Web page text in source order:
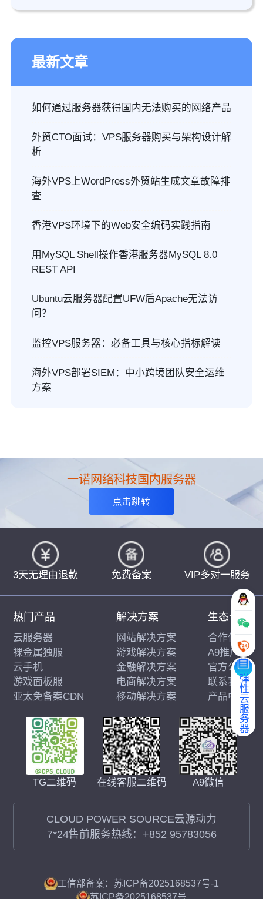
最新文章
如何通过服务器获得国内无法购买的网络产品
外贸CTO面试：VPS服务器购买与架构设计解
析
海外VPS上WordPress外贸站生成文章故障排
查
香港VPS环境下的Web安全编码实践指南
用MySQL Shell操作香港服务器MySQL 8.0
REST API
Ubuntu云服务器配置UFW后Apache无法访
问？
监控VPS服务器：必备工具与核心指标解读
海外VPS部署SIEM：中小跨境团队安全运维
方案
弹性云服务器
一诺网络科技国内服务器
点击跳转
3天无理由退款 免费备案 VIP多对一服务
TG二维码 在线客服二维码 A9微信
CLOUD POWER SOURCE云源动力
7*24售前服务热线： +852 95783056
热门产品
云服务器
裸金属独服
云手机
游戏面板服
亚太免备案CDN
解决方案
网站解决方案
游戏解决方案
金融解决方案
电商解决方案
移动解决方案
生态合作
合作伙伴
A9推广
官方公告
联系我们
产品中心
工信部备案：苏ICP备2025168537号-1
苏ICP备2025168537号